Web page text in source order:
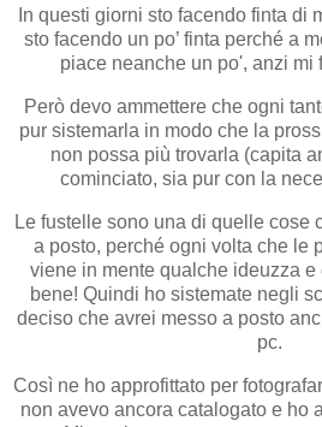
In questi giorni sto facendo finta
sto facendo un po’ finta perché a
piace neanche un po', anzi mi
Però devo ammettere che ogni
pur sistemarla in modo che la
non possa più trovarla (capita
cominciato, sia pur con la
Le fustelle sono una di quelle cose
a posto, perché ogni volta che le
viene in mente qualche ideuzza e
bene! Quindi ho sistemate negli
deciso che avrei messo a posto
pc.
Così ne ho approfittato per
non avevo ancora catalogato e ho